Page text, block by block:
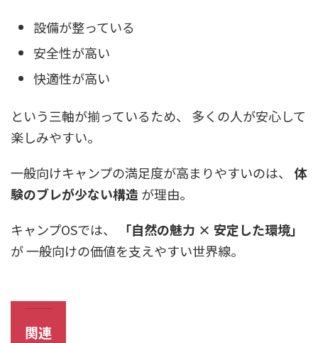
設備が整っている
安全性が高い
快適性が高い
という三軸が揃っているため、 多くの人が安心して
楽しみやすい。
一般向けキャンプの満足度が高まりやすいのは、 体
験のブレが少ない構造 が理由。
キャンプOSでは、
「自然の魅力 × 安定した環境」
が 一般向けの価値を支えやすい世界線。
関連